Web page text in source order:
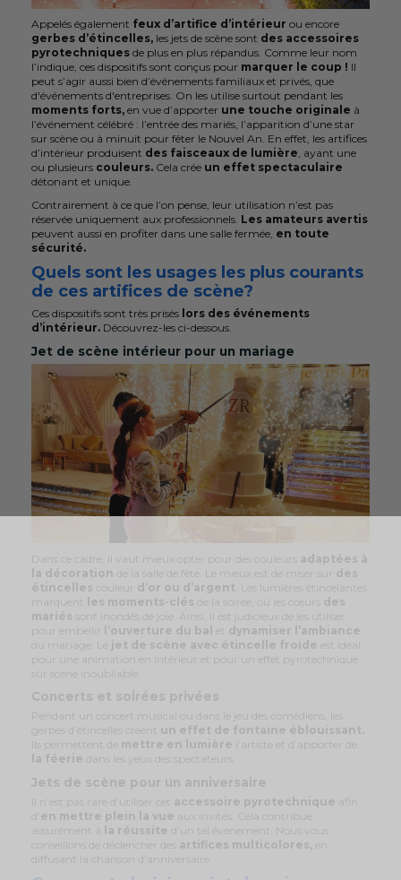
Appelés également feux d’artifice d’intérieur ou encore
gerbes d’étincelles, les jets de scène sont des accessoires
pyrotechniques de plus en plus répandus. Comme leur nom
l’indique, ces dispositifs sont conçus pour marquer le coup ! Il
peut s’agir aussi bien d’événements familiaux et privés, que
d'événements d'entreprises. On les utilise surtout pendant les
moments forts, en vue d’apporter une touche originale à
l’événement célébré : l’entrée des mariés, l’apparition d’une star
sur scène ou à minuit pour fêter le Nouvel An. En effet, les artifices
d’intérieur produisent des faisceaux de lumière, ayant une
ou plusieurs couleurs. Cela crée un effet spectaculaire
détonant et unique.
Contrairement à ce que l’on pense, leur utilisation n’est pas
réservée uniquement aux professionnels. Les amateurs avertis
peuvent aussi en profiter dans une salle fermée, en toute
sécurité.
Quels sont les usages les plus courants
de ces artifices de scène?
Ces dispositifs sont très prisés lors des événements
d’intérieur. Découvrez-les ci-dessous.
Jet de scène intérieur pour un mariage
Dans ce cadre, il vaut mieux opter pour des couleurs
adaptées à
la décoration
de la salle de fête. Le mieux est de miser sur des
étincelles couleur d’or ou d’argent . Les lumières étincelantes
marquent les moments-clés de la soirée, où les cœurs des
mariés
sont inondés de joie. Ainsi, il est judicieux de les utiliser
pour embellir l’ouverture du bal et dynamiser l’ambiance
du mariage. Le jet de scène avec étincelle froide est idéal
pour une animation en intérieur et pour un effet pyrotechnique
sur scène inoubliable.
Concerts et soirées privées
Pendant un concert musical ou dans le jeu des comédiens, les
gerbes d’étincelles créent un effet de fontaine éblouissant.
Ils permettent de mettre en lumière l’artiste et d’apporter de
la féerie dans les yeux des spectateurs.
Jets de scène pour un anniversaire
Il n’est pas rare d’utiliser cet accessoire pyrotechnique afin
d’ en mettre plein la vue aux invités. Cela contribue
assurément à la réussite d’un tel événement. Nous vous
conseillons de déclencher des
artifices multicolores, en
diffusant la
chanson d’anniversaire.